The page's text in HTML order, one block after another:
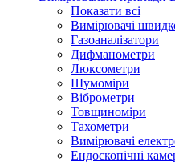
Показати всі
Вимірювачі
Газоаналізатори
Дифманометри
Люксометри
Шумоміри
Віброметри
Товщиноміри
Тахометри
Вимірювачі
Ендоскопічні